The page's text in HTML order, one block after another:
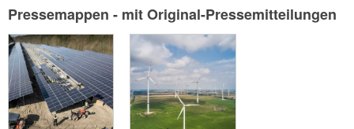
Pressemappen - mit Original-Pressemitteilungen